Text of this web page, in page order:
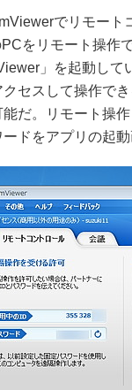
でリモート
をリモート操作
」を起動し
セスして操作で
能だ。リモート操
ードをアプリの起